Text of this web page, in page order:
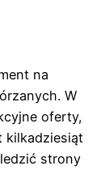
na
W
oferty,
kilkadziesiąt
strony